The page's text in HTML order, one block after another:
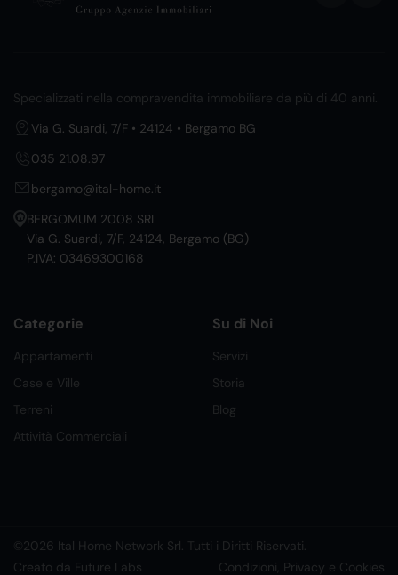
Specializzati nella compravendita immobiliare da più di 40 anni.
Via G. Suardi, 7/F • 24124 • Bergamo BG
035 21.08.97
bergamo@ital-home.it
BERGOMUM 2008 SRL
Via G. Suardi, 7/F, 24124, Bergamo (BG)
P.IVA: 03469300168
Categorie
Appartamenti
Case e Ville
Terreni
Attività Commerciali
Su di Noi
Servizi
Storia
Blog
©2026 Ital Home Network Srl. Tutti i Diritti Riservati.
Creato da Future Labs
Condizioni, Privacy e Cookies